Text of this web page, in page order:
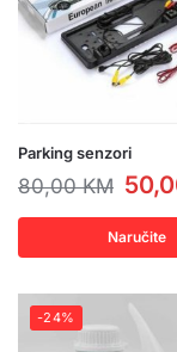
Parking senzori
80,00KM
Naručite
-24%